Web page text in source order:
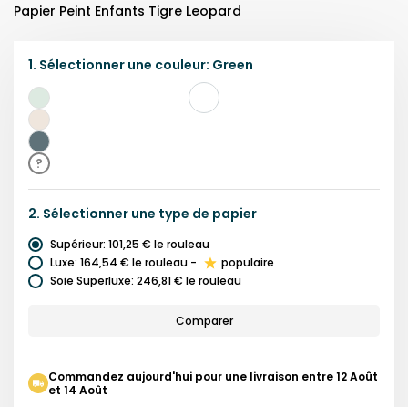
Papier Peint Enfants Tigre Leopard
1. Sélectionner une couleur: Green
Vert
Beige
Bleu
Sarcelle
?
2. Sélectionner une type de papier
Supérieur: 101,25 € le rouleau
Luxe: 164,54 € le rouleau -
populaire
Soie Superluxe: 246,81 € le rouleau
Comparer
Commandez aujourd'hui pour une livraison entre 12 Août
et 14 Août